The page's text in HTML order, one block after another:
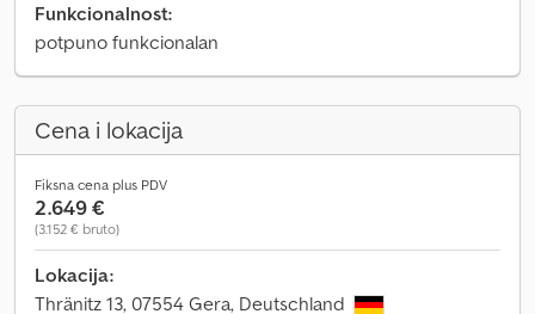
Funkcionalnost:
potpuno funkcionalan
Cena i lokacija
Fiksna cena plus PDV
2.649 €
(3.152 € bruto)
Lokacija:
Thränitz 13, 07554 Gera, Deutschland